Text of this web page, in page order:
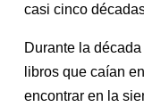
casi cinco
Durante la
libros que caían
encontrar en la